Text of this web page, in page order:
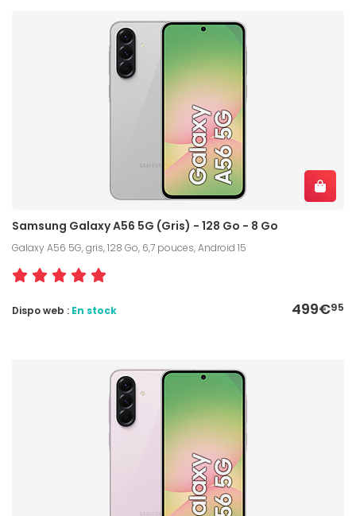
Samsung Galaxy A56 5G (Gris) - 128 Go - 8 Go
Galaxy A56 5G, gris, 128 Go, 6,7 pouces, Android 15
499€95
Dispo web : En stock